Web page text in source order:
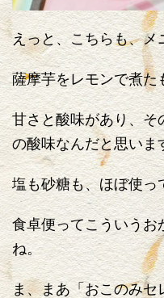
えっと、こちらも、
薩摩芋をレモンで煮た
甘さと酸味があり、そ
の酸味なんだと思いま
塩も砂糖も、ほぼ使っ
食卓便ってこういうお
ね。
ま、まあ「おこのみセ